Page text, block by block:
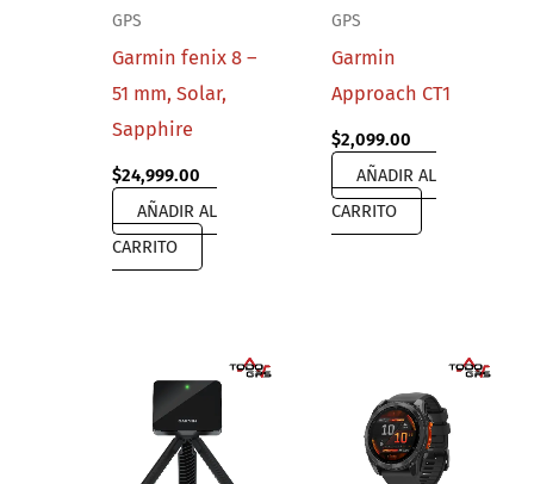
GPS
Garmin fenix 8 –
51 mm, Solar,
Sapphire
$24,999.00
AÑADIR AL
CARRITO
GPS
Garmin
Approach CT1
$2,099.00
AÑADIR AL
CARRITO